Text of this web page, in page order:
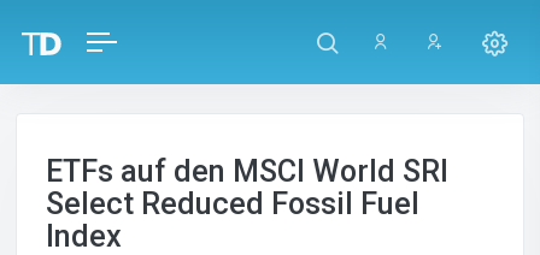
ETFs auf den MSCI World SRI
Select Reduced Fossil Fuel
Index